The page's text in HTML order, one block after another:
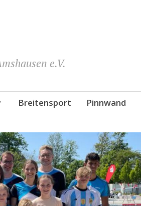
e.V.
Breitensport Pinnwand